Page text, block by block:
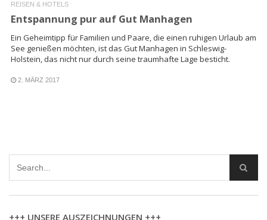
REISEN & HOTELS
Entspannung pur auf Gut Manhagen
Ein Geheimtipp für Familien und Paare, die einen ruhigen Urlaub am
See genießen möchten, ist das Gut Manhagen in Schleswig-
Holstein, das nicht nur durch seine traumhafte Lage besticht.
2. MÄRZ 2017
+++ UNSERE AUSZEICHNUNGEN +++